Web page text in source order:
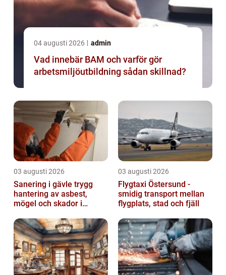
04 augusti 2026 admin
Vad innebär BAM och varför gör
arbetsmiljöutbildning sådan skillnad?
03 augusti 2026
Sanering i gävle trygg
hantering av asbest,
mögel och skador i
03 augusti 2026
Flygtaxi Östersund -
smidig transport mellan
flygplats, stad och fjäll